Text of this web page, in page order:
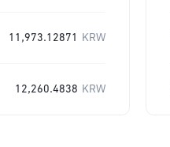
11,973.12871 KRW
12,260.4838 KRW